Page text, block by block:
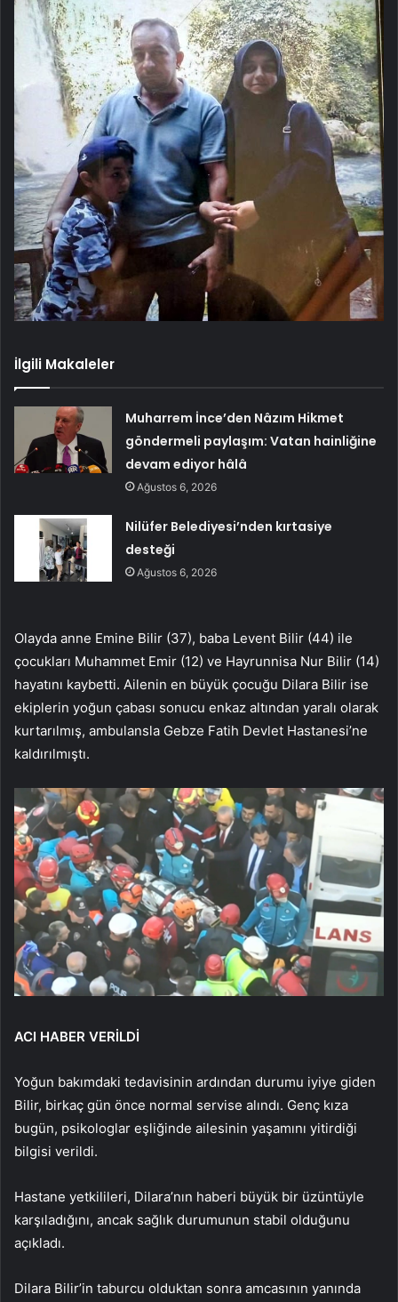
İlgili Makaleler
Muharrem İnce’den Nâzım Hikmet
göndermeli paylaşım: Vatan hainliğine
devam ediyor hâlâ
Ağustos 6, 2026
Nilüfer Belediyesi’nden kırtasiye
desteği
Ağustos 6, 2026
Olayda anne Emine Bilir (37), baba Levent Bilir (44) ile
çocukları Muhammet Emir (12) ve Hayrunnisa Nur Bilir (14)
hayatını kaybetti. Ailenin en büyük çocuğu Dilara Bilir ise
ekiplerin yoğun çabası sonucu enkaz altından yaralı olarak
kurtarılmış, ambulansla Gebze Fatih Devlet Hastanesi’ne
kaldırılmıştı.
ACI HABER VERİLDİ
Yoğun bakımdaki tedavisinin ardından durumu iyiye giden
Bilir, birkaç gün önce normal servise alındı. Genç kıza
bugün, psikologlar eşliğinde ailesinin yaşamını yitirdiği
bilgisi verildi.
Hastane yetkilileri, Dilara’nın haberi büyük bir üzüntüyle
karşıladığını, ancak sağlık durumunun stabil olduğunu
açıkladı.
Dilara Bilir’in taburcu olduktan sonra amcasının yanında